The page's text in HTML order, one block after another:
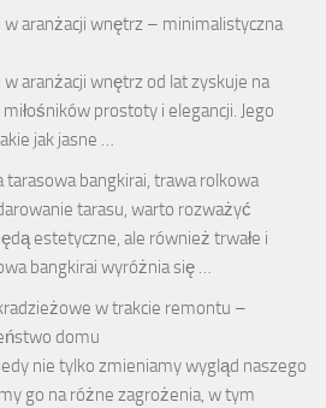
w aranżacji wnętrz – minimalistyczna
aranżacji wnętrz od lat zyskuje na
prostoty i elegancji. Jego
jak jasne …
tarasowa bangkirai, trawa rolkowa
tarasu, warto rozważyć
estetyczne, ale również trwałe i
bangkirai wyróżnia się …
w trakcie remontu –
domu
nie tylko zmieniamy wygląd naszego
go na różne zagrożenia, w tym